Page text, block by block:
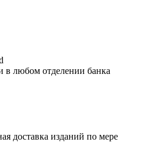
в любом отделении банка
доставка изданий по мере